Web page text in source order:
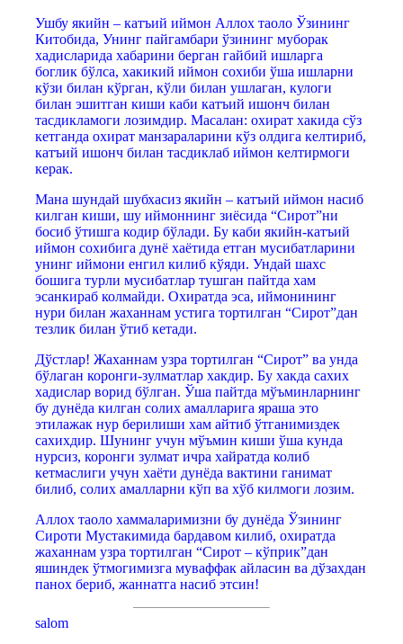
Ушбу якийн – катъий иймон Аллох таоло Ўзининг
Китобида, Унинг пайгамбари ўзининг муборак
хадисларида хабарини берган гайбий ишларга
боглик бўлса, хакикий иймон сохиби ўша ишларни
кўзи билан кўрган, кўли билан ушлаган, кулоги
билан эшитган киши каби катъий ишонч билан
тасдикламоги лозимдир. Масалан: охират хакида сўз
кетганда охират манзараларини кўз олдига келтириб,
катъий ишонч билан тасдиклаб иймон келтирмоги
керак.
Мана шундай шубхасиз якийн – катъий иймон насиб
килган киши, шу иймоннинг зиёсида “Сирот”ни
босиб ўтишга кодир бўлади. Бу каби якийн-катъий
иймон сохибига дунё хаётида етган мусибатларини
унинг иймони енгил килиб кўяди. Ундай шахс
бошига турли мусибатлар тушган пайтда хам
эсанкираб колмайди. Охиратда эса, иймонининг
нури билан жаханнам устига тортилган “Сирот”дан
тезлик билан ўтиб кетади.
Дўстлар! Жаханнам узра тортилган “Сирот” ва унда
бўлаган коронги-зулматлар хакдир. Бу хакда сахих
хадислар ворид бўлган. Ўша пайтда мўъминларнинг
бу дунёда килган солих амалларига яраша это
этилажак нур берилиши хам айтиб ўтганимиздек
сахихдир. Шунинг учун мўъмин киши ўша кунда
нурсиз, коронги зулмат ичра хайратда колиб
кетмаслиги учун хаёти дунёда вактини ганимат
билиб, солих амалларни кўп ва хўб килмоги лозим.
Аллох таоло хаммаларимизни бу дунёда Ўзининг
Сироти Мустакимида бардавом килиб, охиратда
жаханнам узра тортилган “Сирот – кўприк”дан
яшиндек ўтмогимизга муваффак айласин ва дўзахдан
панох бериб, жаннатга насиб этсин!
salom